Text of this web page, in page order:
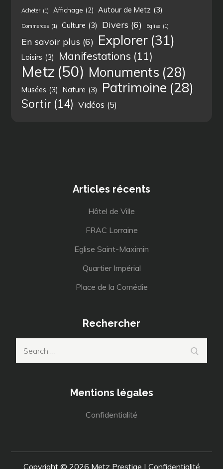
Acheter (1) Affichage (2) Autour de Metz (3)
Commerces (1) Culture (3) Divers (6) Eglise (1)
En savoir plus (6) Explorer (31)
Loisirs (3) Manifestations (11)
Metz (50) Monuments (28)
Musées (3) Nature (3) Patrimoine (28)
Sortir (14) Vidéos (5)
Articles récents
Hôtel de Ville
FRAC Lorraine
Eglise Saint-Maximin
Quartier Impérial
Place de la Comédie
Rechercher
Mentions légales
Confidentialité
Copyright © 2026 Metz Prestige | Confidentialité